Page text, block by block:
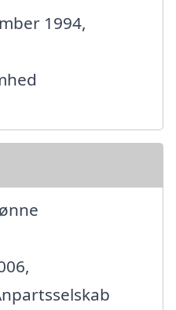
1994,